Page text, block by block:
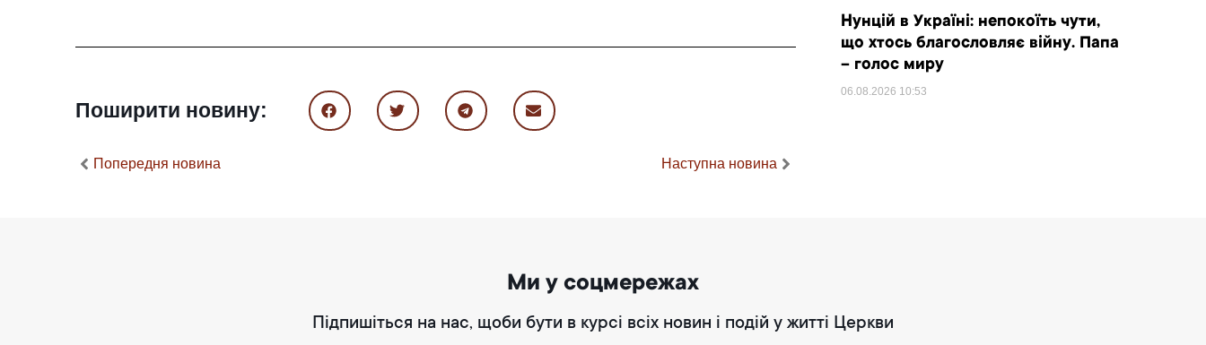
Поширити новину:
Попередня новина Наступна новина
Нунцій в Україні: непокоїть чути,
що хтось благословляє війну. Папа
– голос миру
06.08.2026 10:53
Ми у соцмережах
Підпишіться на нас, щоби бути в курсі всіх новин і подій у житті Церкви